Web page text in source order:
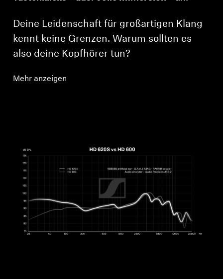
Deine Leidenschaft für großartigen Klang
kennt keine Grenzen. Warum sollten es
also deine Kopfhörer tun?
Mehr anzeigen